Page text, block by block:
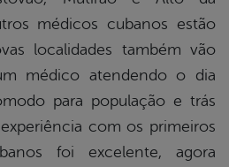
médicos cubanos estão
localidades também vão
médico atendendo o dia
para população e trás
com os primeiros
foi excelente, agora